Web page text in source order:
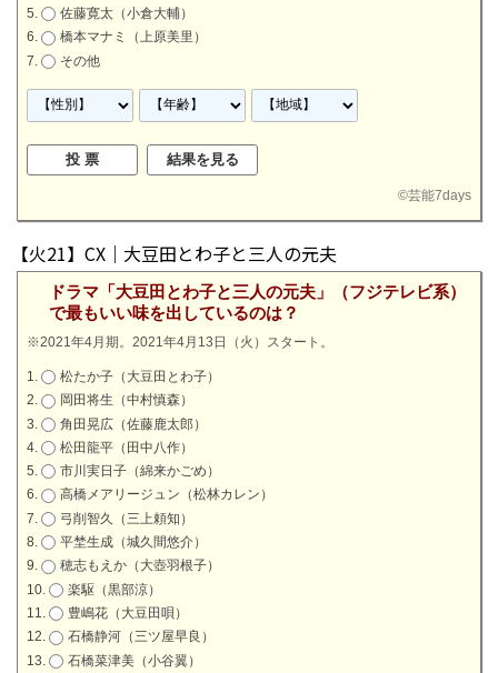
佐藤寛太（小倉大輔）
橋本マナミ（上原美里）
その他
©芸能7days
【火21】CX｜大豆田とわ子と三人の元夫
ドラマ「大豆田とわ子と三人の元夫」（フジテレビ系）
で最もいい味を出しているのは？
※2021年4月期。2021年4月13日（火）スタート。
松たか子（大豆田とわ子）
岡田将生（中村慎森）
角田晃広（佐藤鹿太郎）
松田龍平（田中八作）
市川実日子（綿来かごめ）
高橋メアリージュン（松林カレン）
弓削智久（三上頼知）
平埜生成（城久間悠介）
穂志もえか（大壺羽根子）
楽駆（黒部涼）
豊嶋花（大豆田唄）
石橋静河（三ツ屋早良）
石橋菜津美（小谷翼）